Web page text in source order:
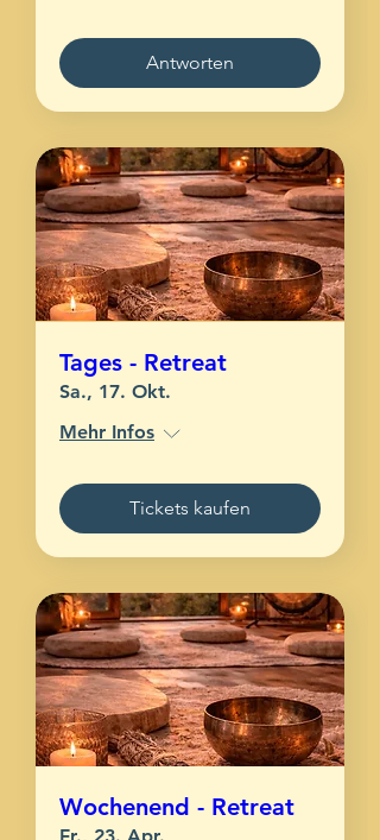
Antworten
Tages - Retreat
Sa., 17. Okt.
Mehr Infos
Tickets kaufen
Wochenend - Retreat